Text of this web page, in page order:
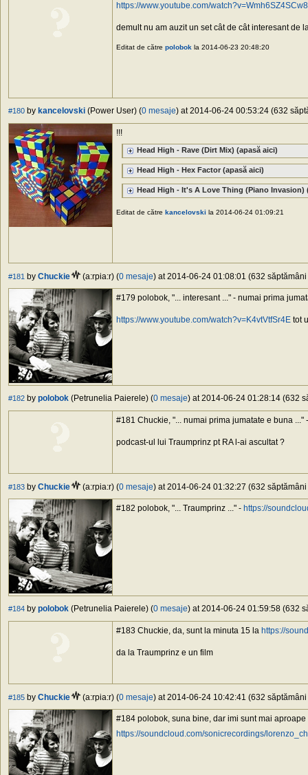
https://www.youtube.com/watch?v=Wmh6SZ4SCw8
demult nu am auzit un set cât de cât interesant de
Editat de către polobok la 2014-06-23 20:48:20
#180 by kancelovski (Power User) (0 mesaje) at 2014-06-24 00:53:24 (632
!!!
Head High - Rave (Dirt Mix) (apasă aici)
Head High - Hex Factor (apasă aici)
Head High - It's A Love Thing (Piano Invasion)
Editat de către kancelovski la 2014-06-24 01:09:21
#181 by Chuckie (a:rpia:r) (0 mesaje) at 2014-06-24 01:08:01 (632
#179 polobok, "... interesant ..." - numai prima
https://www.youtube.com/watch?v=K4vtVtfSr4E tot
#182 by polobok (Petrunelia Paierele) (0 mesaje) at 2014-06-24 01:28:14 (632
#181 Chuckie, "... numai prima jumatate e buna
podcast-ul lui Traumprinz pt RA l-ai ascultat ?
#183 by Chuckie (a:rpia:r) (0 mesaje) at 2014-06-24 01:32:27 (632
#182 polobok, "... Traumprinz ..." - https://
#184 by polobok (Petrunelia Paierele) (0 mesaje) at 2014-06-24 01:59:58 (632
#183 Chuckie, da, sunt la minuta 15 la https://
da la Traumprinz e un film
#185 by Chuckie (a:rpia:r) (0 mesaje) at 2014-06-24 10:42:41 (632
#184 polobok, suna bine, dar imi sunt mai
https://soundcloud.com/sonicrecordings/